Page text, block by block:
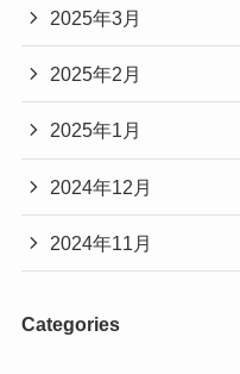
2025年3月
2025年2月
2025年1月
2024年12月
2024年11月
Categories